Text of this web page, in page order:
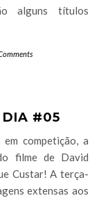
alguns títulos
DIA #05
competição, a
filme de David
Custar! A terça-
extensas aos